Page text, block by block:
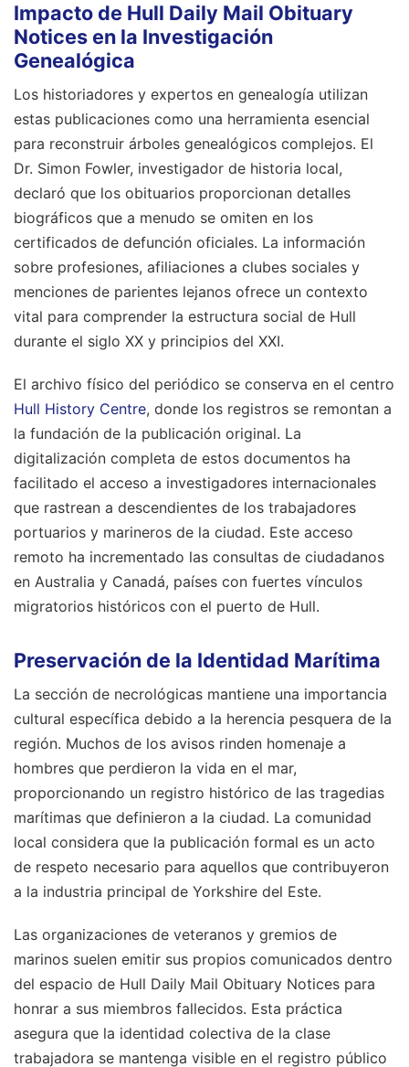
Impacto de Hull Daily Mail Obituary
Notices en la Investigación
Genealógica
Los historiadores y expertos en genealogía utilizan
estas publicaciones como una herramienta esencial
para reconstruir árboles genealógicos complejos. El
Dr. Simon Fowler, investigador de historia local,
declaró que los obituarios proporcionan detalles
biográficos que a menudo se omiten en los
certificados de defunción oficiales. La información
sobre profesiones, afiliaciones a clubes sociales y
menciones de parientes lejanos ofrece un contexto
vital para comprender la estructura social de Hull
durante el siglo XX y principios del XXI.
El archivo físico del periódico se conserva en el centro
Hull History Centre, donde los registros se remontan a
la fundación de la publicación original. La
digitalización completa de estos documentos ha
facilitado el acceso a investigadores internacionales
que rastrean a descendientes de los trabajadores
portuarios y marineros de la ciudad. Este acceso
remoto ha incrementado las consultas de ciudadanos
en Australia y Canadá, países con fuertes vínculos
migratorios históricos con el puerto de Hull.
Preservación de la Identidad Marítima
La sección de necrológicas mantiene una importancia
cultural específica debido a la herencia pesquera de la
región. Muchos de los avisos rinden homenaje a
hombres que perdieron la vida en el mar,
proporcionando un registro histórico de las tragedias
marítimas que definieron a la ciudad. La comunidad
local considera que la publicación formal es un acto
de respeto necesario para aquellos que contribuyeron
a la industria principal de Yorkshire del Este.
Las organizaciones de veteranos y gremios de
marinos suelen emitir sus propios comunicados dentro
del espacio de Hull Daily Mail Obituary Notices para
honrar a sus miembros fallecidos. Esta práctica
asegura que la identidad colectiva de la clase
trabajadora se mantenga visible en el registro público